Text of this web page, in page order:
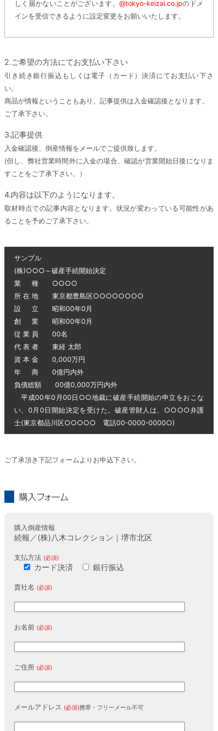
しく届かないことがございます。@tokyo-keizai.co.jpのドメ
インを受信できるように設定変更をお願いいたします。
2.ご希望の方法にてお支払い下さい
引き続き銀行振込もしくは電子（カード）決済にてお支払い下さ
い。
商品が情報ということもあり、記事提供は入金確認後となります。
ご了承下さい。
3.記事提供
入金確認後、倒産情報をメールでご提供致します。
(但し、弊社営業時間外に入金の場合、確認が営業開始日後になりま
すことをご了承下さい。）
4.内容は以下のようになります。
取材時点での記事内容となります。状況が変わっている可能性があ
ることを予めご了承下さい。
サンプル
(株)○○○～破産手続開始決定
業 種 ○○○○
所 在 地 東京都豊島区○○○○○○○○
設 立 昭和00年0月
創 業 昭和00年0月
従 業 員 00名
代 表 者 東経 太郎
資 本 金 0,000万円
年 商 0億円内外
負債総額 00億0,000万円内外
平成00年0月00日○○地裁に破産手続開始の申立をおこな
い、0月0日開始決定を受けた。破産管財人は、○○○○弁護
士(東京都品川区○○○○○ 電話00-0000-0000○)
ご了承頂き下記フォームよりお申込下さい。
購入倒産情報
続報／(株)八木コレクション｜堺市北区
支払方法 (必須)
カード決済 銀行振込
貴社名 (必須)
お名前 (必須)
ご住所 (必須)
メールアドレス (必須)携帯・フリーメール不可